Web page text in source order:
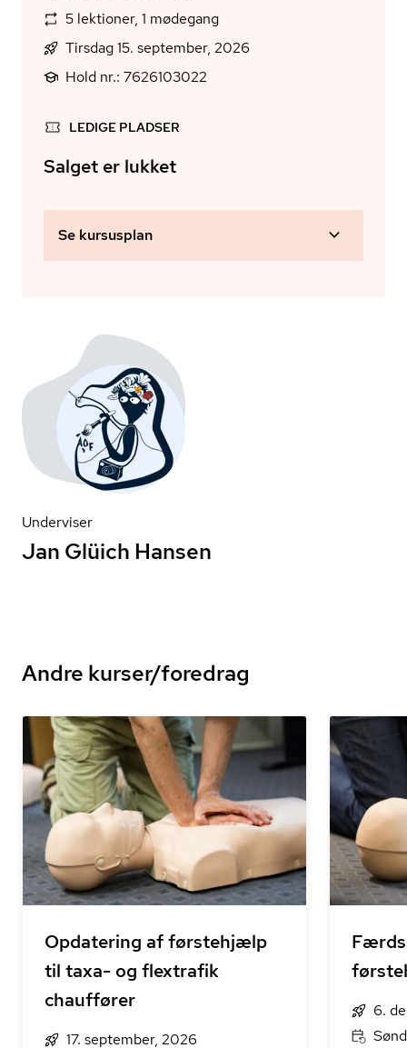
5 lektioner, 1 mødegang
Tirsdag 15. september, 2026
Hold nr.: 7626103022
LEDIGE PLADSER
Salget er lukket
Se kursusplan
Underviser
Jan Glüich Hansen
Andre kurser/foredrag
Opdatering af førstehjælp
til taxa- og flextrafik
chauffører
17. september, 2026
6.